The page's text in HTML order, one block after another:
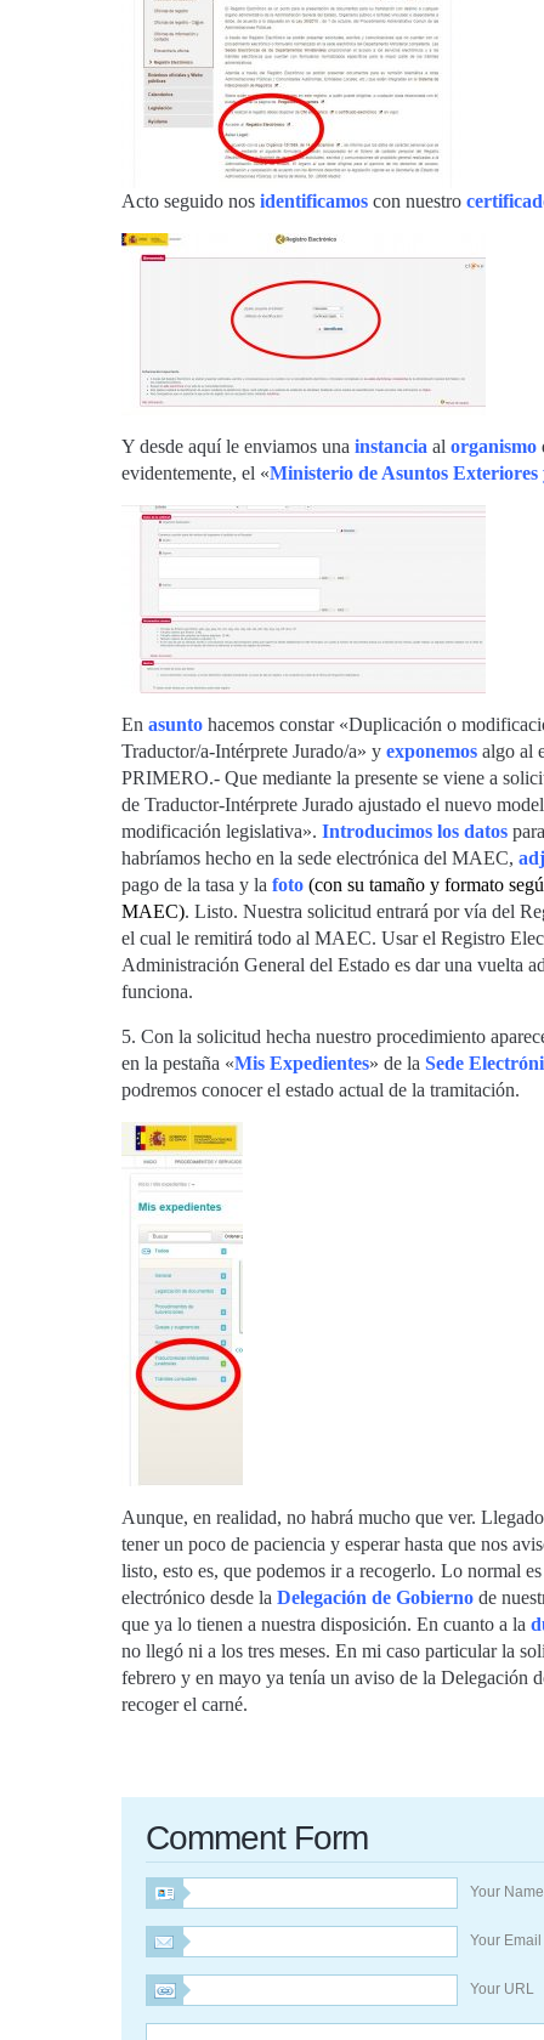
Acto seguido nos identificamos con nuestro
Y desde aquí le enviamos una instancia al organismo
evidentemente, el «Ministerio de Asuntos Exteriores
En asunto hacemos constar «Duplicación o
Traductor/a-Intérprete Jurado/a» y exponemos algo al
PRIMERO.- Que mediante la presente se viene a
de Traductor-Intérprete Jurado ajustado el nuevo
modificación legislativa». Introducimos los datos
habríamos hecho en la sede electrónica del MAEC,
pago de la tasa y la foto (con su tamaño y formato
MAEC). Listo. Nuestra solicitud entrará por vía del
el cual le remitirá todo al MAEC. Usar el Registro
Administración General del Estado es dar una vuelta
funciona.
5. Con la solicitud hecha nuestro procedimiento
en la pestaña «Mis Expedientes» de la Sede
podremos conocer el estado actual de la tramitación.
Aunque, en realidad, no habrá mucho que ver.
tener un poco de paciencia y esperar hasta que nos
listo, esto es, que podemos ir a recogerlo. Lo normal
electrónico desde la Delegación de Gobierno de
que ya lo tienen a nuestra disposición. En cuanto a la
no llegó ni a los tres meses. En mi caso particular la
febrero y en mayo ya tenía un aviso de la Delegación
recoger el carné.
Comment Form
Your
Your Email
Your URL